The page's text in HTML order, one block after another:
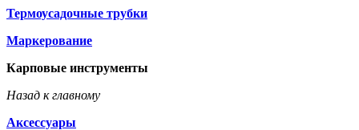
Термоусадочные трубки
Маркерование
Карповые инструменты
Назад к главному
Аксессуары